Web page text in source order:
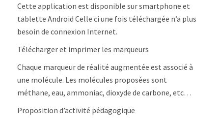
Android/iOS
Cette application est disponible sur smartphone et
tablette Android Celle ci une fois téléchargée n’a plus
besoin de connexion Internet.
Télécharger et imprimer les marqueurs
Chaque marqueur de réalité augmentée est associé à
une molécule. Les molécules proposées sont
méthane, eau, ammoniac, dioxyde de carbone, etc…
Proposition d’activité pédagogique